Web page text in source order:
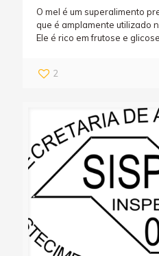
O mel é um superalimento
que é amplamente utilizado
Ele é rico em frutose e
2